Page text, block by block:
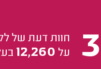
חוות דעת של
על 12,260